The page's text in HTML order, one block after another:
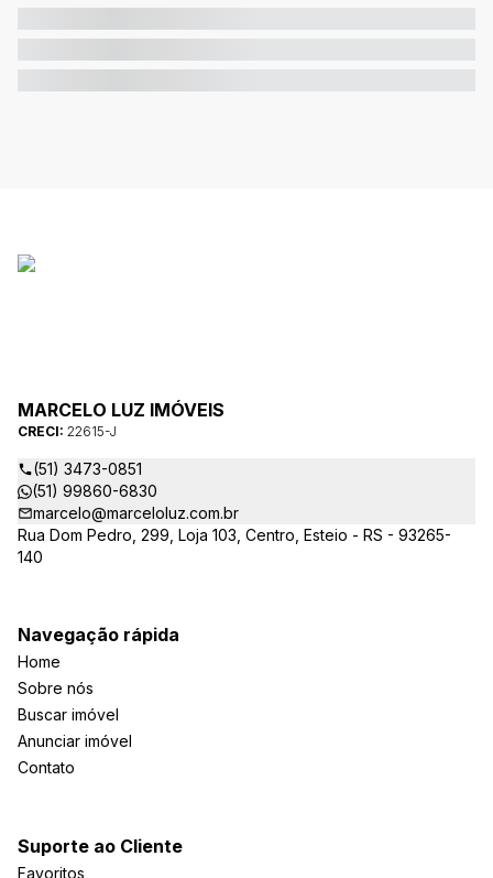
MARCELO LUZ IMÓVEIS
CRECI: 22615-J
(51) 3473-0851
(51) 99860-6830
marcelo@marceloluz.com.br
Rua Dom Pedro, 299, Loja 103, Centro, Esteio - RS - 93265-
140
Navegação rápida
Home
Sobre nós
Buscar imóvel
Anunciar imóvel
Contato
Suporte ao Cliente
Favoritos